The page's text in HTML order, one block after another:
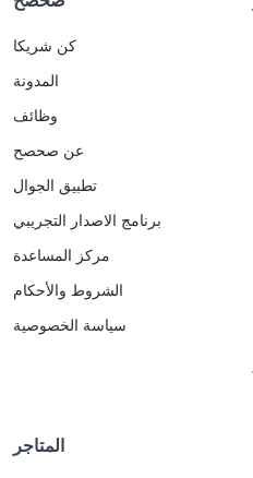
كن شريكا
المدونة
وظائف
عن صحصح
تطبيق الجوال
برنامج الاصدار التجريبي
مركز المساعدة
الشروط والأحكام
سياسة الخصوصية
المتاجر